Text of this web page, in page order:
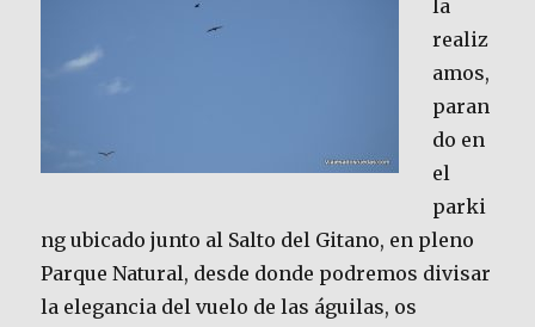
la
realiz
amos,
paran
do en
el
parki
ng ubicado junto al Salto del Gitano, en pleno
Parque Natural, desde donde podremos divisar
la elegancia del vuelo de las águilas, os